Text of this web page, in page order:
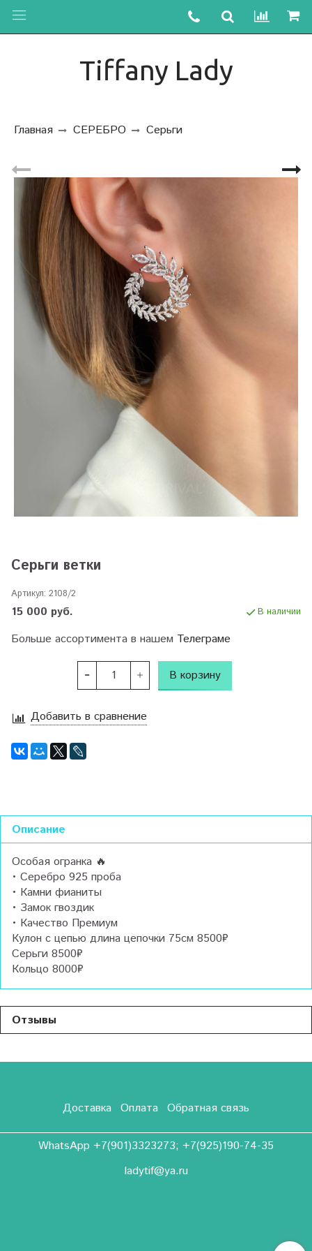
Tiffany Lady
Главная СЕРЕБРО Серьги
Серьги ветки
Артикул: 2108/2
15 000 руб. В наличии
Больше ассортимента в нашем Телеграме
В корзину
Добавить в сравнение
Описание
Особая огранка 🔥
• Серебро 925 проба
• Камни фианиты
• Замок гвоздик
• Качество Премиум
Кулон с цепью длина цепочки 75см 8500₽
Серьги 8500₽
Кольцо 8000₽
Отзывы
Доставка Оплата Обратная связь
WhatsApp +7(901)3323273; +7(925)190-74-35
ladytif@ya.ru